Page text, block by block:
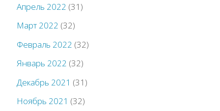
Апрель 2022 (31)
Март 2022 (32)
Февраль 2022 (32)
Январь 2022 (32)
Декабрь 2021 (31)
Ноябрь 2021 (32)